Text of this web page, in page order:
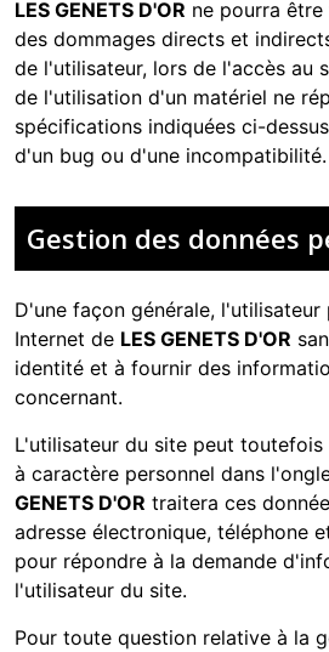
LES GENETS D'OR ne pourra
des dommages directs et
de l'utilisateur, lors de l'accès au
de l'utilisation d'un matériel ne
spécifications indiquées ci-
d'un bug ou d'une incompatibilité.
Gestion des données
D'une façon générale,
Internet de LES GENETS D'OR
identité et à fournir des
concernant.
L'utilisateur du site peut toutefois
à caractère personnel dans
GENETS D'OR traitera ces
adresse électronique, téléphone
pour répondre à la demande
l'utilisateur du site.
Pour toute question relative à la